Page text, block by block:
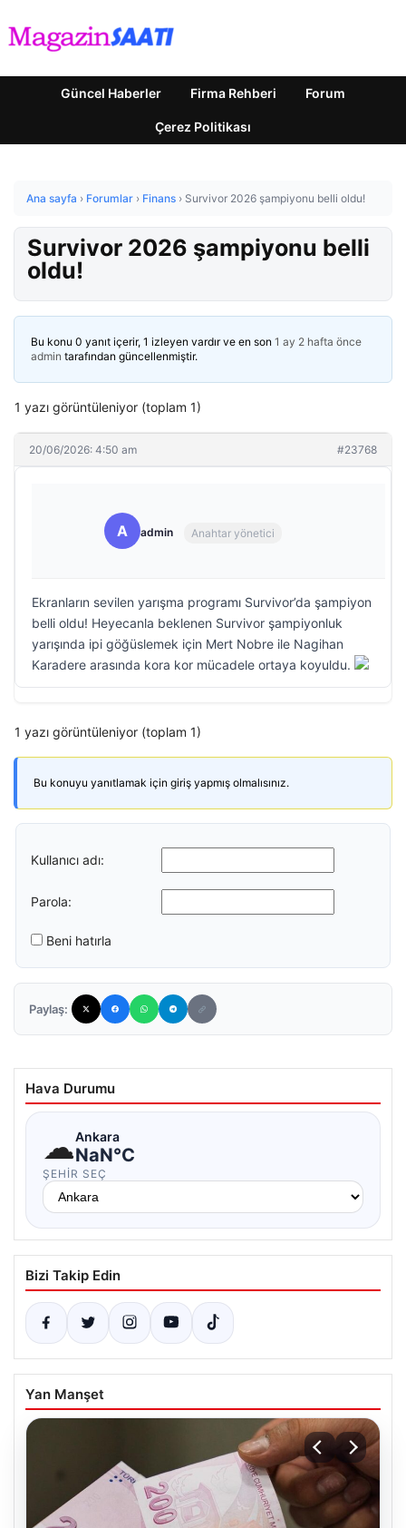
Güncel Haberler Firma Rehberi Forum
Çerez Politikası
Ana sayfa › Forumlar › Finans › Survivor 2026 şampiyonu belli oldu!
Survivor 2026 şampiyonu belli
oldu!
Bu konu 0 yanıt içerir, 1 izleyen vardır ve en son 1 ay 2 hafta önce
admin tarafından güncellenmiştir.
1 yazı görüntüleniyor (toplam 1)
20/06/2026: 4:50 am #23768
A admin Anahtar yönetici
Ekranların sevilen yarışma programı Survivor’da şampiyon
belli oldu! Heyecanla beklenen Survivor şampiyonluk
yarışında ipi göğüslemek için Mert Nobre ile Nagihan
Karadere arasında kora kor mücadele ortaya koyuldu.
1 yazı görüntüleniyor (toplam 1)
Bu konuyu yanıtlamak için giriş yapmış olmalısınız.
Kullanıcı adı:
Parola:
Beni hatırla
Paylaş:
Hava Durumu
☁Ankara
NaN°C
ŞEHIR SEÇ
Bizi Takip Edin
Yan Manşet